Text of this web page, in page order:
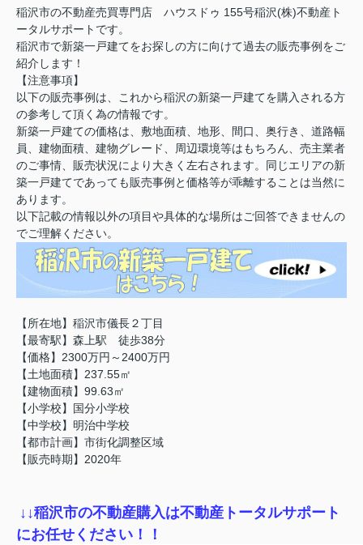
稲沢市の不動産売買専門店 ハウスドゥ 155号稲沢(株)不動産ト
ータルサポートです。
稲沢市で新築一戸建てをお探しの方に向けて過去の販売事例をご
紹介します！
【注意事項】
以下の販売事例は、これから稲沢の新築一戸建てを購入される方
の参考して頂く為の情報です。
新築一戸建ての価格は、敷地面積、地形、間口、奥行き、道路幅
員、建物面積、建物グレード、周辺環境等はもちろん、売主業者
のご事情、販売状況により大きく左右されます。同じエリアの新
築一戸建てであっても販売事例と価格等が乖離することは当然に
あります。
以下記載の情報以外の項目や具体的な場所はご回答できませんの
でご理解ください。
【所在地】稲沢市儀長２丁目
【最寄駅】森上駅 徒歩38分
【価格】2300万円～2400万円
【土地面積】237.55㎡
【建物面積】99.63㎡
【小学校】国分小学校
【中学校】明治中学校
【都市計画】市街化調整区域
【販売時期】2020年
↓ ↓稲沢市の不動産購入は不動産トータルサポート
にお任せください！！